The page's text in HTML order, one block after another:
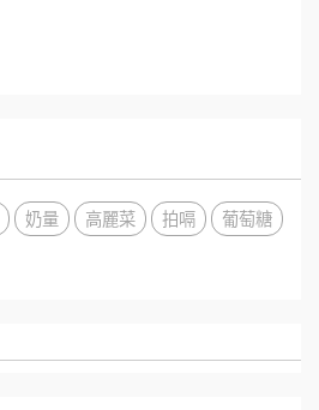
奶量 高麗菜 拍嗝
葡萄糖